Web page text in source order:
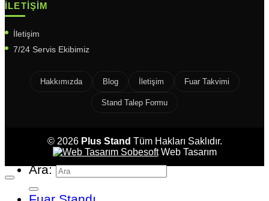
İLETIŞIM
İletişim
7/24 Servis Ekibimiz
Hakkımızda Blog İletişim Fuar Takvimi
Stand Talep Formu
© 2026 Plus Stand Tüm Hakları Saklıdır.
SobesoftWeb Tasarım
Ara: